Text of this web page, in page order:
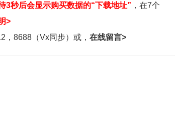
3秒后会显示购买数据的“下载地址” ，在7个
>
，8688（Vx同步）或， 在线留言>